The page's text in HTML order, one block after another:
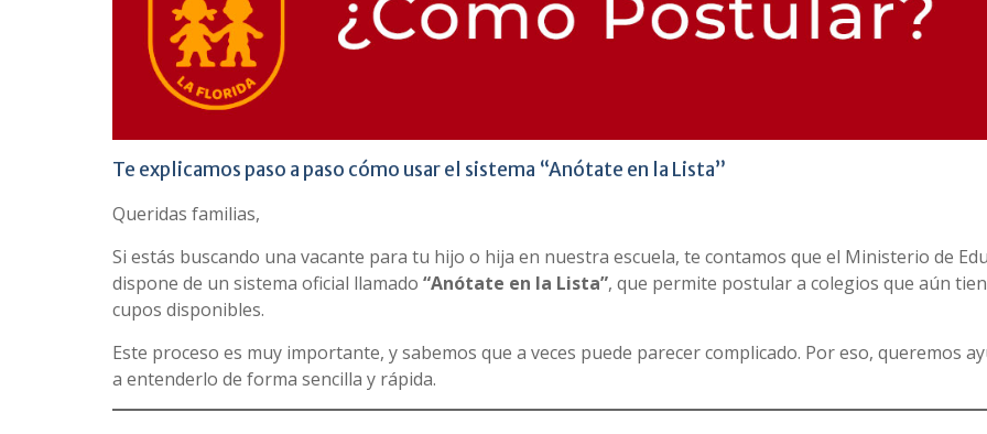
Te explicamos paso a paso cómo usar el sistema “Anótate en la Lista”
Queridas familias,
Si estás buscando una vacante para tu hijo o hija en nuestra escuela, te contamos que el Ministerio de
dispone de un sistema oficial llamado “Anótate en la Lista”, que permite postular a colegios que aún
cupos disponibles.
Este proceso es muy importante, y sabemos que a veces puede parecer complicado. Por eso, queremos
a entenderlo de forma sencilla y rápida.